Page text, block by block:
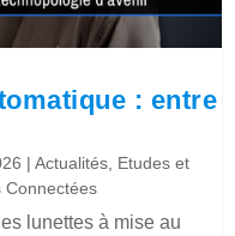
: entre
|Actualités Etudes et
Connectées
lunettes à mise au